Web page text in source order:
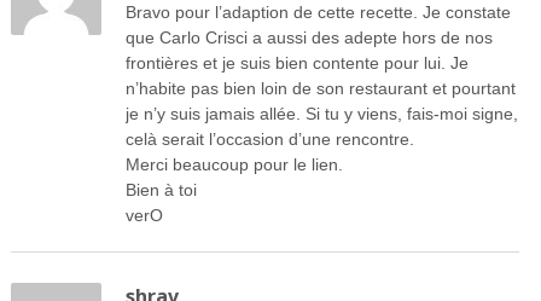
Bravo pour l’adaption de cette recette. Je constate
que Carlo Crisci a aussi des adepte hors de nos
frontières et je suis bien contente pour lui. Je
n’habite pas bien loin de son restaurant et pourtant
je n’y suis jamais allée. Si tu y viens, fais-moi signe,
celà serait l’occasion d’une rencontre.
Merci beaucoup pour le lien.
Bien à toi
verO
shrav